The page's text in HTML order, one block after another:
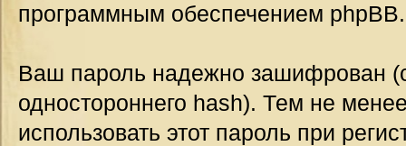
программным обеспечением phpBB.
Ваш пароль надежно зашифрован
одностороннего hash). Тем не
использовать этот пароль при